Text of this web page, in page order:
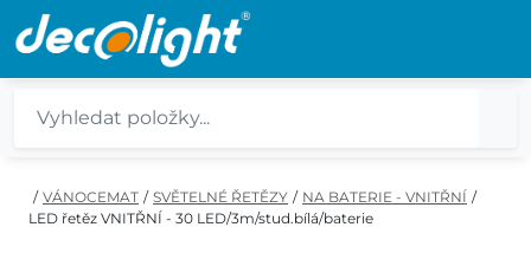
/ VÁNOCEMAT / SVĚTELNÉ ŘETĚZY / NA BATERIE - VNITŘNÍ /
LED řetěz VNITŘNÍ - 30 LED/3m/stud.bílá/baterie